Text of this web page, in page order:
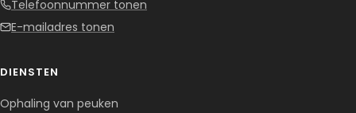
Telefoonnummer tonen
E-mailadres tonen
DIENSTEN
Ophaling van peuken